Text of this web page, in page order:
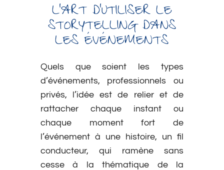
L’ART D’UTILISER LE
STORYTELLING DANS
LES ÉVÉNEMENTS
Quels que soient les types
d’événements, professionnels ou
privés, l’idée est de relier et de
rattacher chaque instant ou
chaque moment fort de
l’événement à une histoire, un fil
conducteur, qui ramène sans
cesse à la thématique de la